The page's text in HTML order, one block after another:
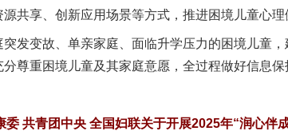
共享、创新应用场景等方式，推进困境儿童心理
变故、单亲家庭、面临升学压力的困境儿童，
尊重困境儿童及其家庭意愿，全过程做好信息保
委 共青团中央 全国妇联关于开展2025年“润心伴